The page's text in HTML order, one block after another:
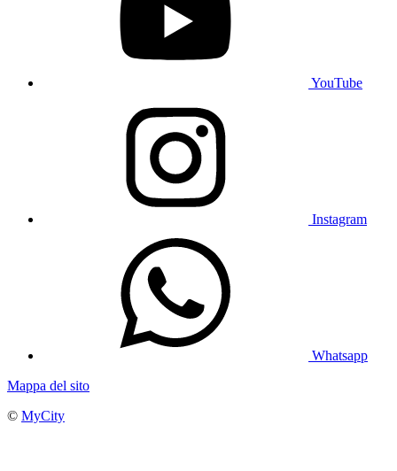
YouTube
Instagram
Whatsapp
Mappa del sito
© MyCity